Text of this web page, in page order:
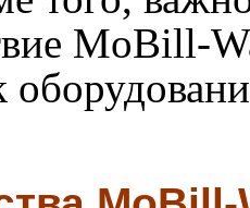
MoBill-